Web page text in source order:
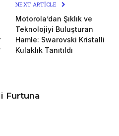
NEXT ARTICLE
Motorola’dan Şıklık ve
Teknolojiyi Buluşturan
Hamle: Swarovski Kristalli
Kulaklık Tanıtıldı
Furtuna